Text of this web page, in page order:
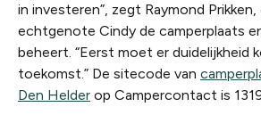
in investeren”, zegt Raymond
echtgenote Cindy de camperplaats
beheert. “Eerst moet er duidelijkheid
toekomst.” De sitecode van
Den Helder op Campercontact is